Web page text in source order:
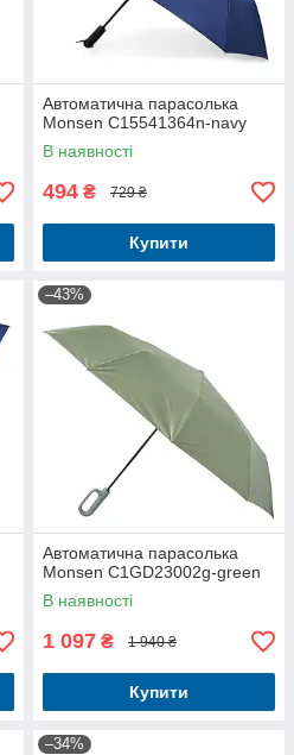
Автоматична парасолька
Monsen C15541364n-navy
В наявності
494 ₴ 729 ₴
Купити
–43%
Автоматична парасолька
Monsen C1GD23002g-green
В наявності
1 097 ₴ 1 940 ₴
Купити
–34%